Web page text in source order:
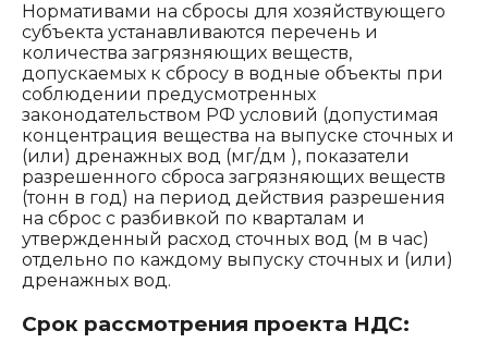
Нормативами на сбросы для хозяйствующего
субъекта устанавливаются перечень и
количества загрязняющих веществ,
допускаемых к сбросу в водные объекты при
соблюдении предусмотренных
законодательством РФ условий (допустимая
концентрация вещества на выпуске сточных и
(или) дренажных вод (мг/дм ), показатели
разрешенного сброса загрязняющих веществ
(тонн в год) на период действия разрешения
на сброс с разбивкой по кварталам и
утвержденный расход сточных вод (м в час)
отдельно по каждому выпуску сточных и (или)
дренажных вод.
Срок рассмотрения проекта НДС: